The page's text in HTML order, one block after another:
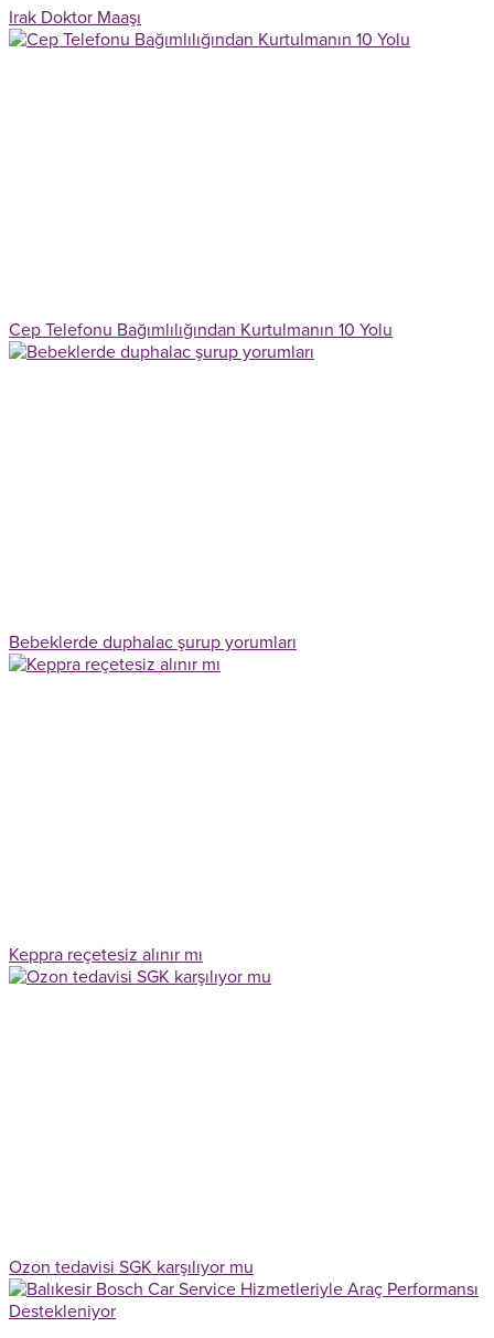
Irak Doktor Maaşı
Cep Telefonu Bağımlılığından Kurtulmanın 10 Yolu
Bebeklerde duphalac şurup yorumları
Keppra reçetesiz alınır mı
Ozon tedavisi SGK karşılıyor mu